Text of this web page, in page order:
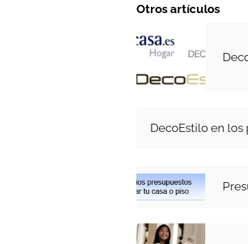
Otros artículos
DecoEstilo en